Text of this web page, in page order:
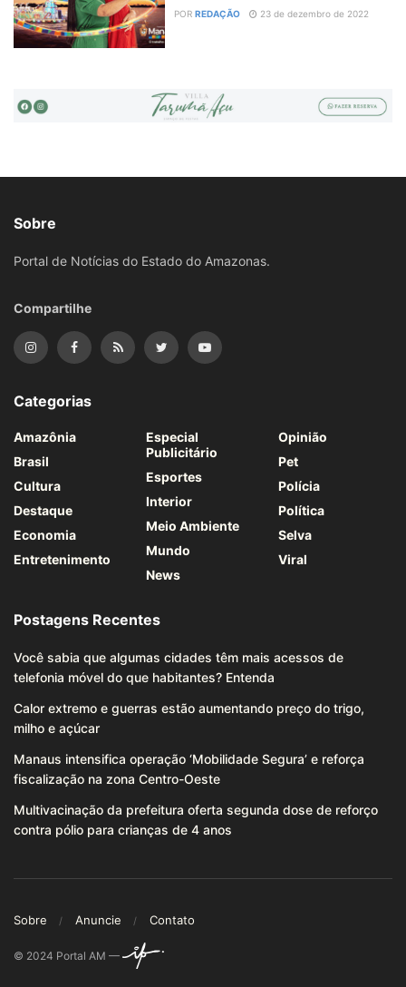
POR REDAÇÃO 23 de dezembro de 2022
Sobre
Portal de Notícias do Estado do Amazonas.
Compartilhe
Categorias
Amazônia
Brasil
Cultura
Destaque
Economia
Entretenimento
Especial
Publicitário
Esportes
Interior
Meio Ambiente
Mundo
News
Opinião
Pet
Polícia
Política
Selva
Viral
Postagens Recentes
Você sabia que algumas cidades têm mais acessos de
telefonia móvel do que habitantes? Entenda
Calor extremo e guerras estão aumentando preço do trigo,
milho e açúcar
Manaus intensifica operação ‘Mobilidade Segura’ e reforça
fiscalização na zona Centro-Oeste
Multivacinação da prefeitura oferta segunda dose de reforço
contra pólio para crianças de 4 anos
Sobre Anuncie Contato
© 2024 Portal AM —